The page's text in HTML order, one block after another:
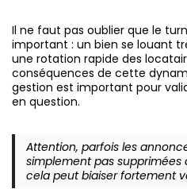
Il ne faut pas oublier que le
important : un bien se louant
une rotation rapide des
conséquences de cette
gestion est important pour
en question.
Attention, parfois les
simplement pas supprimées
cela peut biaiser fortement